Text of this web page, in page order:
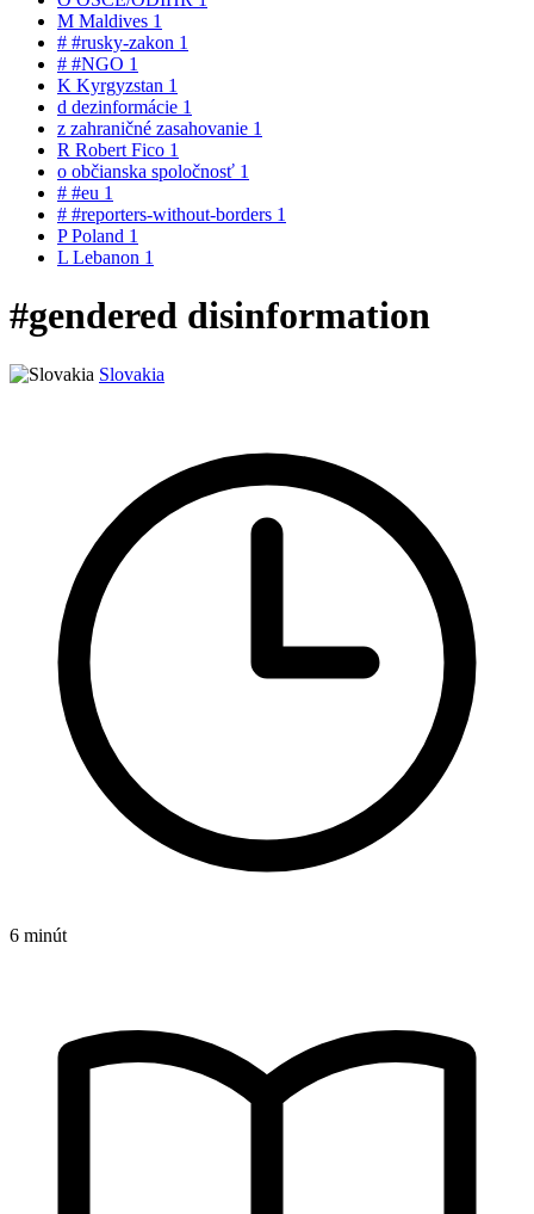
M Maldives 1
# #rusky-zakon 1
# #NGO 1
K Kyrgyzstan 1
d dezinformácie 1
z zahraničné zasahovanie 1
R Robert Fico 1
o občianska spoločnosť 1
# #eu 1
# #reporters-without-borders 1
PPoland 1
L Lebanon 1
#gendered disinformation
Slovakia
6 minút